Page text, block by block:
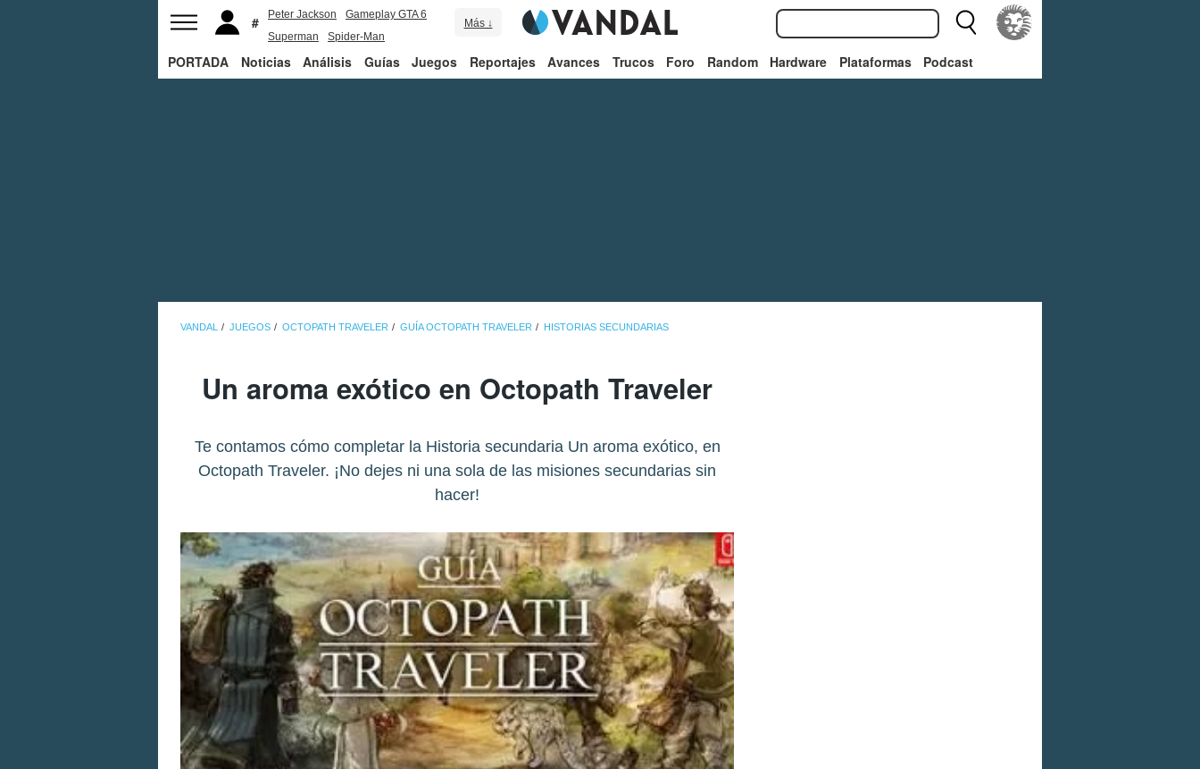
Peter Jackson
Gameplay GTA 6
Superman
Spider-Man
Más ↓
PORTADA Noticias Análisis Guías Juegos Reportajes Avances Trucos Foro Random Hardware Plataformas Podcast
VANDAL JUEGOS OCTOPATH TRAVELER GUÍA OCTOPATH TRAVELER HISTORIAS SECUNDARIAS
Un aroma exótico en Octopath Traveler
Te contamos cómo completar la Historia secundaria Un aroma exótico, en
Octopath Traveler. ¡No dejes ni una sola de las misiones secundarias sin
hacer!